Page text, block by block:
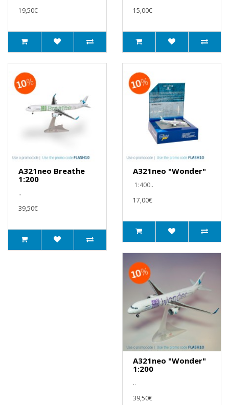
19,50€
15,00€
A321neo Breathe
1:200
..
39,50€
A321neo "Wonder"
1:400..
17,00€
A321neo "Wonder"
1:200
..
39,50€